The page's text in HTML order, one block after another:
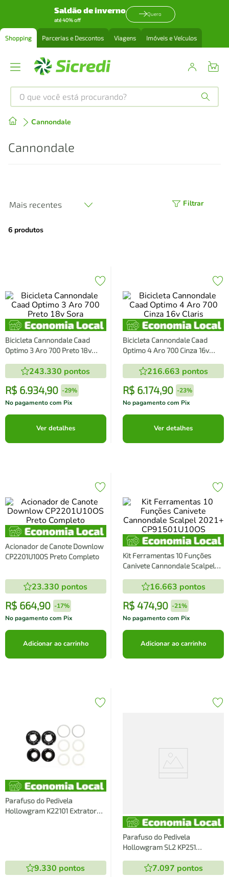
Saldão de inverno
até 40% off
Quero
Shopping Parcerias e Descontos Viagens Imóveis e Veículos
O que você está procurando?
Cannondale
Cannondale
Mais recentes Filtrar
6 produtos
Bicicleta Cannondale Caad
Optimo 3 Aro 700 Preto 18v
243.330 pontos
R$ 6.934,90 -29%
No pagamento com Pix
Ver detalhes
Bicicleta Cannondale Caad
Optimo 4 Aro 700 Cinza 16v
216.663 pontos
R$ 6.174,90 -23%
No pagamento com Pix
Ver detalhes
Acionador de Canote Downlow
CP2201U10OS Preto Completo
23.330 pontos
R$ 664,90 -17%
No pagamento com Pix
Adicionar ao carrinho
Kit Ferramentas 10 Funções
Canivete Cannondale Scalpel
16.663 pontos
R$ 474,90 -21%
No pagamento com Pix
Adicionar ao carrinho
Parafuso do Pedivela
Hollowgram K22101 Extrator
9.330 pontos
Parafuso do Pedivela
Hollowgram SL2 KP251
7.097 pontos
Produtos mais buscados
tenis
perfume
4º air fryer